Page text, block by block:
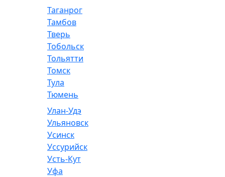
Таганрог
Тамбов
Тверь
Тобольск
Тольятти
Томск
Тула
Тюмень
Улан-Удэ
Ульяновск
Усинск
Уссурийск
Усть-Кут
Уфа